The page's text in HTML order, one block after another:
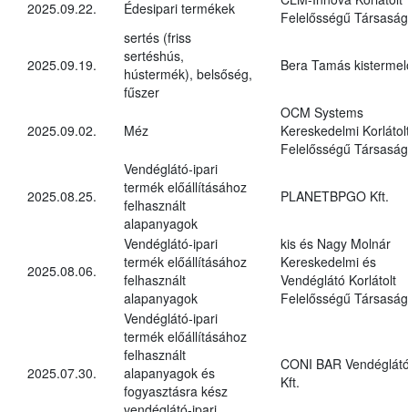
2025.09.22. Édesipari termékek
Felelősségű Társaság
2025.09.19.
sertés (friss
sertéshús,
hústermék), belsőség,
fűszer
Bera Tamás
2025.09.02. Méz
OCM Systems
Kereskedelmi
Felelősségű Társaság
2025.08.25.
Vendéglátó-ipari
termék előállításához
felhasznált
alapanyagok
PLANETBPGO Kft.
2025.08.06.
Vendéglátó-ipari
termék előállításához
felhasznált
alapanyagok
kis és Nagy Molnár
Kereskedelmi és
Vendéglátó Korlátolt
Felelősségű Társaság
2025.07.30.
Vendéglátó-ipari
termék előállításához
felhasznált
alapanyagok és
fogyasztásra kész
CONI BAR
Kft.